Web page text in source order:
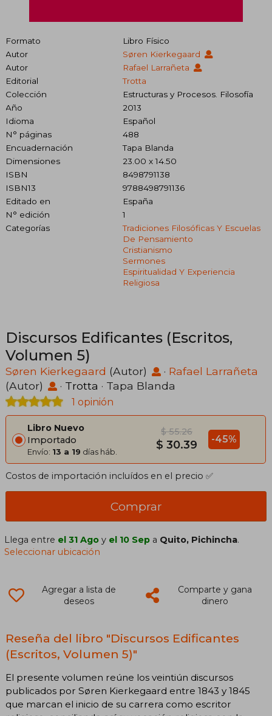
Formato
Libro Físico
Autor
Søren Kierkegaard
Autor
Rafael Larrañeta
Editorial
Trotta
Colección
Estructuras y Procesos. Filosofía
Año
2013
Idioma
Español
N° páginas
488
Encuadernación
Tapa Blanda
Dimensiones
23.00 x 14.50
ISBN
8498791138
ISBN13
9788498791136
Editado en
España
N° edición
1
Categorías
Tradiciones Filosóficas Y Escuelas
De Pensamiento
Cristianismo
Sermones
Espiritualidad Y Experiencia
Religiosa
Discursos Edificantes (Escritos,
Volumen 5)
Søren Kierkegaard (Autor) · Rafael Larrañeta
(Autor)
· Trotta · Tapa Blanda
1 opinión
Libro Nuevo
Importado
Envío: 13 a 19 días háb.
$ 55.26
$ 30.39 -45%
Costos de importación incluídos en el precio ✅
Comprar
Llega entre el 31 Ago y el 10 Sep a Quito, Pichincha.
Seleccionar ubicación
Agregar a lista de
deseos
Comparte y gana
dinero
Reseña del libro "Discursos Edificantes
(Escritos, Volumen 5)"
El presente volumen reúne los veintiún discursos
publicados por Søren Kierkegaard entre 1843 y 1845
que marcan el inicio de su carrera como escritor